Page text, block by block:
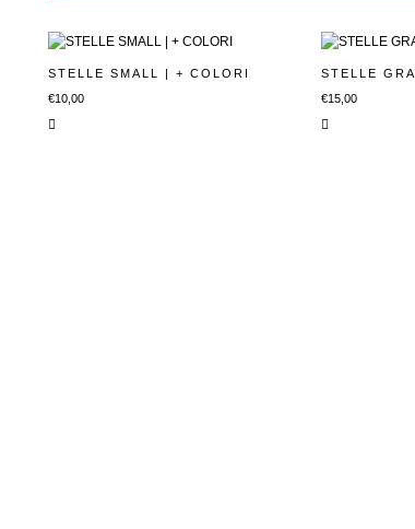
STELLE SMALL | + COLORI
€10,00
STELLE
€15,00